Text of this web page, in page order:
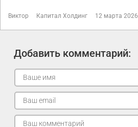
Виктор Капитал Холдинг 12 марта 2026
Добавить комментарий: